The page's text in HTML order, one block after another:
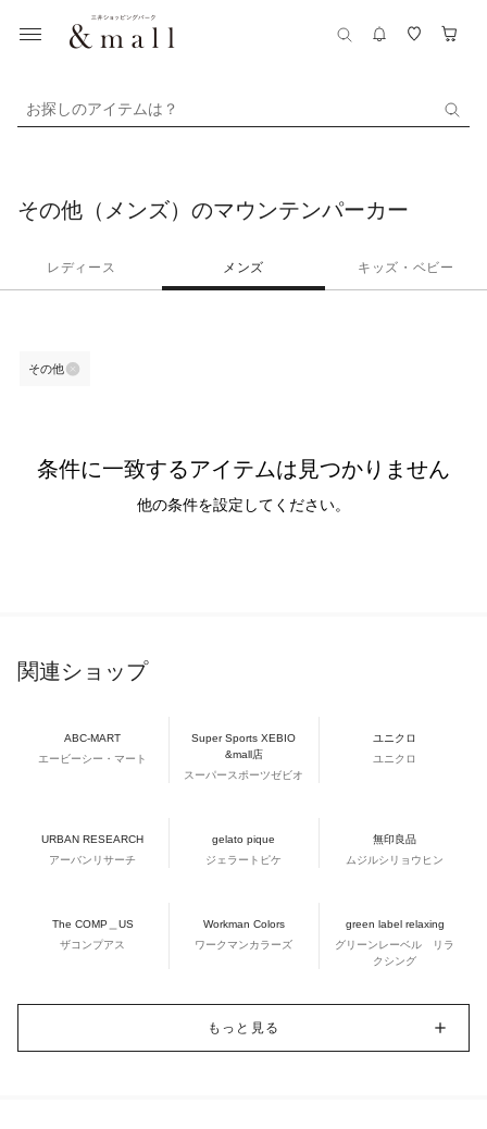
お探しのアイテムは？
その他（メンズ）のマウンテンパーカー
レディース メンズ キッズ・ベビー
その他
条件に一致するアイテムは見つかりません
他の条件を設定してください。
関連ショップ
ABC-MART
エービーシー・マート
Super Sports XEBIO
&mall店
スーパースポーツゼビオ
ユニクロ
ユニクロ
URBAN RESEARCH
アーバンリサーチ
gelato pique
ジェラートピケ
無印良品
ムジルシリョウヒン
The COMP＿US
ザコンプアス
Workman Colors
ワークマンカラーズ
green label relaxing
グリーンレーベル リラ
クシング
もっと見る